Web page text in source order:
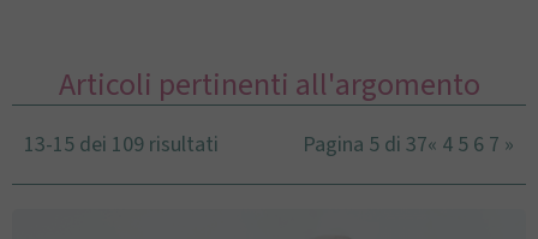
Articoli pertinenti all'argomento
13-15 dei 109 risultati Pagina 5 di 37« 4 5 6 7 »